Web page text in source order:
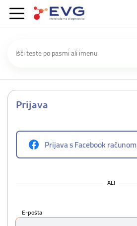
Prijava
Prijava s Facebook računom
ALI
E-pošta